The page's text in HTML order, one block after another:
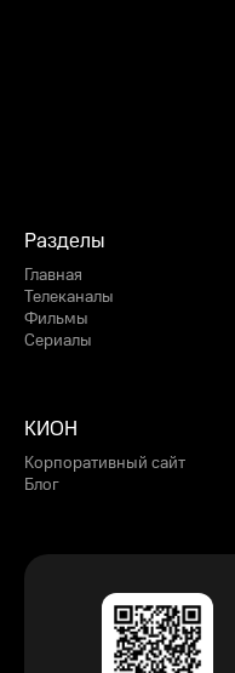
Разделы
Главная
Телеканалы
Фильмы
Сериалы
КИОН
Корпоративный сайт
Блог